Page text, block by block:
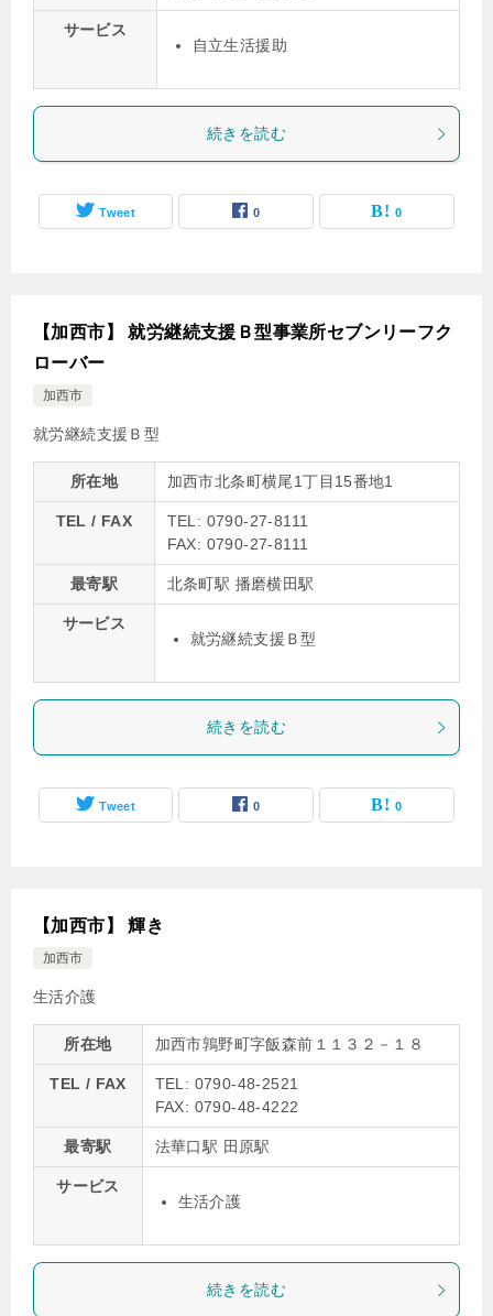
サービス
自立生活援助
続きを読む
Tweet 0 0
【加西市】 就労継続支援Ｂ型事業所セブンリーフク
ローバー
加西市
就労継続支援Ｂ型
所在地 加西市北条町横尾1丁目15番地1
TEL / FAX
TEL: 0790-27-8111
FAX: 0790-27-8111
最寄駅 北条町駅 播磨横田駅
サービス
就労継続支援Ｂ型
続きを読む
Tweet 0 0
【加西市】 輝き
加西市
生活介護
所在地 加西市鶉野町字飯森前１１３２－１８
TEL / FAX
TEL: 0790-48-2521
FAX: 0790-48-4222
最寄駅 法華口駅 田原駅
サービス
生活介護
続きを読む